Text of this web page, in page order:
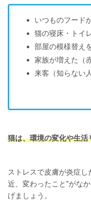
いつものフード
猫の寝床・トイ
部屋の模様替え
家族が増えた（
来客（知らない
猫は、環境の変化や生
ストレスで皮膚が炎症
近、変わったこと”がな
げましょう。